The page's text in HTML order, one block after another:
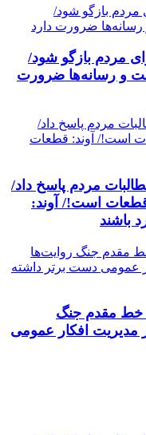
مردم بازگو شود/
و رسانه‌ها ضرورت
مردم پاسخ داد/
قطعات است!/ آوند:
باشند
خط مقدم جنگ
مدیریت افکار عمومی